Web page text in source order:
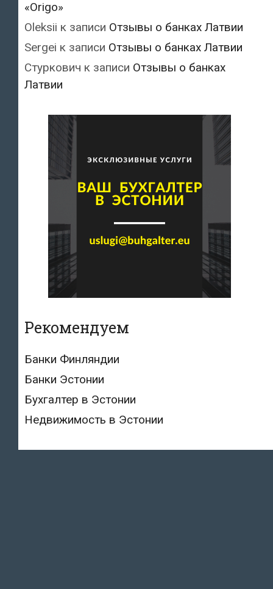
«Origo»
Oleksii к записи Отзывы о банках Латвии
Sergei к записи Отзывы о банках Латвии
Стуркович к записи Отзывы о банках
Латвии
Рекомендуем
Банки Финляндии
Банки Эстонии
Бухгалтер в Эстонии
Недвижимость в Эстонии